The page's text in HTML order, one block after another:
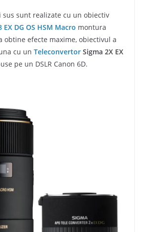
sus sunt realizate cu un obiectiv
EX DG OS HSM Macro montura
obtine efecte maxime, obiectivul a
cu un Teleconvertor Sigma 2X EX
pe un DSLR Canon 6D.